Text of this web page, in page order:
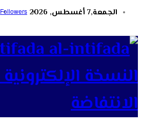
Followers الجمعة,7 أغسطس, 2026
النسخة
الانتفاضة